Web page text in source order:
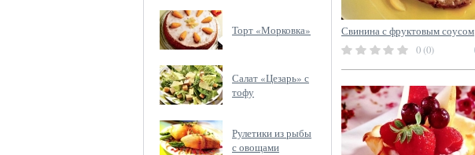
Торт «Морковка»
Салат «Цезарь» с
тофу
Рулетики из рыбы
с овощами
Свинина с фруктовым соусом
0 (0)